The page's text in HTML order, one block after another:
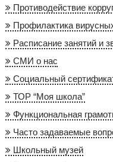
Противодействие
Профилактика
Расписание занятий и
СМИ о нас
Социальный
ТОР “Моя школа”
Функциональная
Часто задаваемые
Школьный музей